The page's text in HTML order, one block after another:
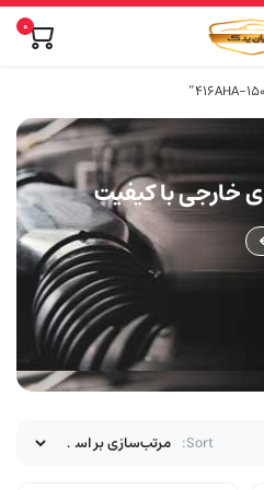
0
خارجی با کیفیت
Sort: